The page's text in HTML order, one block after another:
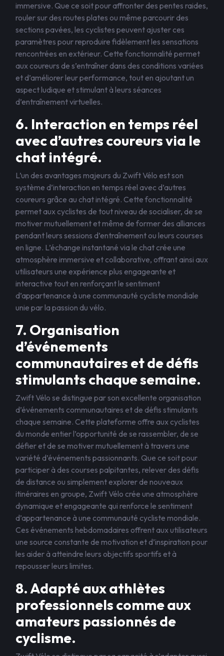
immersive. Que ce soit pour affronter des pentes raides,
rouler sur des routes plates ou même parcourir des
sections pavées, les cyclistes peuvent ajuster ces
paramètres pour reproduire fidèlement les sensations
rencontrées en extérieur. Cette fonctionnalité permet
aux coureurs de s’entraîner dans des conditions variées
et d’améliorer leur performance, tout en ajoutant un
aspect ludique et stimulant à leurs séances
d’entraînement virtuelles.
6. Interaction en temps réel
avec d’autres coureurs via le
chat intégré.
L’un des avantages majeurs du Zwift Vélo est son
système d’interaction en temps réel avec d’autres
coureurs grâce au chat intégré. Cette fonctionnalité
permet aux cyclistes de tout niveau de socialiser, de se
motiver mutuellement et même de former des alliances
pendant leurs sessions d’entraînement ou leurs courses
en ligne. L’échange instantané via le chat crée une
atmosphère immersive et collaborative, offrant ainsi aux
utilisateurs une expérience plus engageante et
interactive tout en renforçant le sentiment
d’appartenance à une communauté cycliste mondiale
unie par la passion du vélo.
7. Organisation
d’événements
communautaires et de défis
stimulants chaque semaine.
Zwift Vélo se distingue par son excellente organisation
d’événements communautaires et de défis stimulants
chaque semaine. Cette plateforme offre aux cyclistes
du monde entier l’opportunité de se rassembler, de se
défier et de se motiver mutuellement à travers une
variété d’événements passionnants. Que ce soit pour
participer à des courses palpitantes, relever des défis
de distance ou simplement explorer de nouveaux
itinéraires en groupe, Zwift Vélo crée une atmosphère
dynamique et engageante qui renforce le sentiment
d’appartenance à une communauté cycliste mondiale.
Ces événements hebdomadaires offrent aux utilisateurs
une source constante de motivation et d’inspiration pour
les aider à atteindre leurs objectifs sportifs et à
repousser leurs limites.
8. Adapté aux athlètes
professionnels comme aux
amateurs passionnés de
cyclisme.